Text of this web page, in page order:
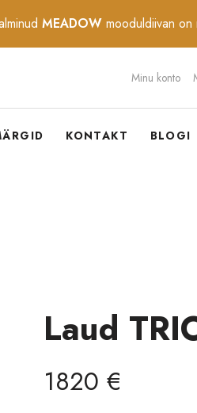
MEADOW mooduldiivan
Minu konto
KONTAKT BLOGI
Laud
1820€